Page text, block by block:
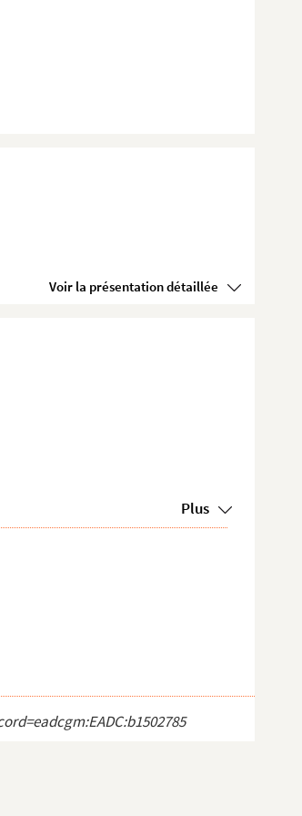
Voir la présentation détaillée
Plus